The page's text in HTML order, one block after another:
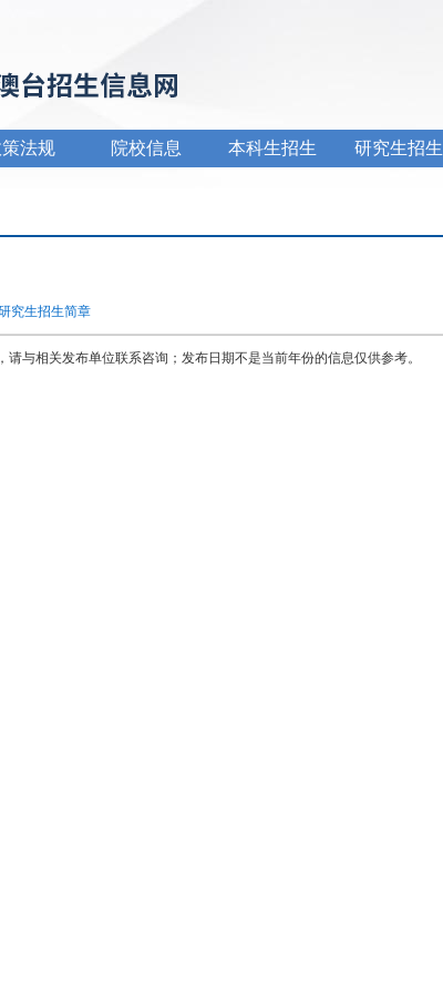
法规 院校信息 本科生招生 研究生招生
究生招生简章
与相关发布单位联系咨询；发布日期不是当前年份的信息仅供参考。